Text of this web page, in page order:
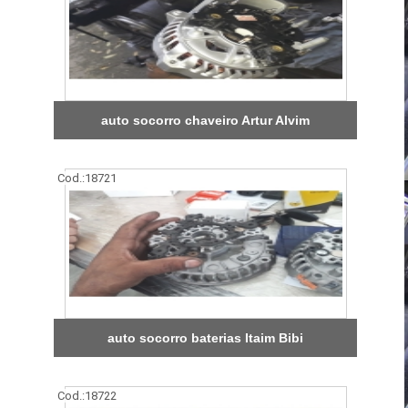
auto socorro chaveiro Artur Alvim
Cod.:18721
auto socorro baterias Itaim Bibi
Cod.:18722